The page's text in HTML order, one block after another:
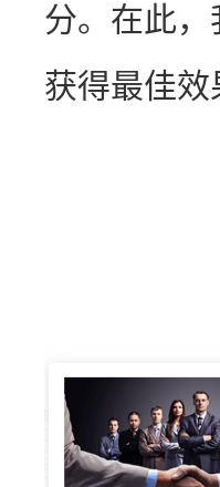
分。在此，
获得最佳